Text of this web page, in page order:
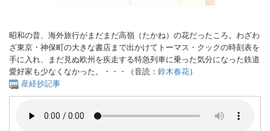
昭和の昔、海外旅行がまだまだ高嶺（たかね）の花だったころ。わざわ
ざ東京・神保町の大きな書店まで出かけてトーマス・クックの時刻表を
手に入れ、まだ見ぬ欧州を疾走する特急列車に乗った気分になった鉄道
愛好家も少なくなかった。・・・（音読： 鈴木春花）
産経抄記事